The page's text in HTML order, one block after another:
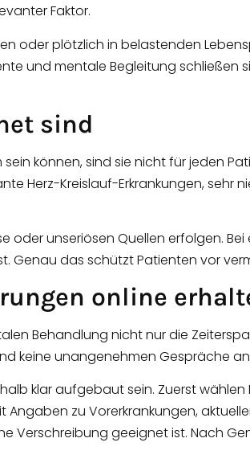
Faktor.
oder plötzlich in belastenden
und mentale Begleitung
sind
können, sind sie nicht für jeden
Herz-Kreislauf-Erkrankungen, sehr
unseriösen Quellen erfolgen.
das schützt Patienten vor
online
Behandlung nicht nur die
keine unangenehmen Gespräche
klar aufgebaut sein. Zuerst
Angaben zu Vorerkrankungen,
Verschreibung geeignet ist. Nach